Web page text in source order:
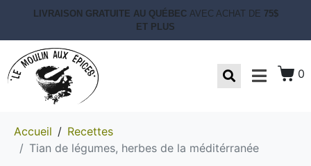
LIVRAISON GRATUITE AU QUÉBEC AVEC ACHAT DE 75$
ET PLUS
0
Accueil
Recettes
Tian de légumes, herbes de la méditérranée